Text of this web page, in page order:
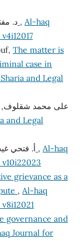
د.ضمانات المحاكمة العادلة , Al-haq
The matter is
case in
and Legal
على محمد شقلوف,
and Legal
أ. فتحي , Al-haq
grievance as a
, Al-haq
governance and
Journal for